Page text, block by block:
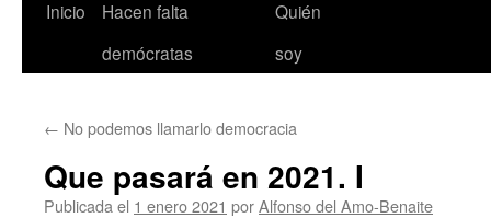
Saltar
Inicio
Hacen falta
demócratas
Quién
soy
← No podemos llamarlo democracia
Que pasará en 2021. I
Publicada el 1 enero 2021 porAlfonso del Amo-Benaite